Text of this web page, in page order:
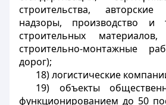
строительства,
надзоры, производство и
строительных
строительно-монтажные
дорог);
18) логистические
19) объекты
функционированием до 50